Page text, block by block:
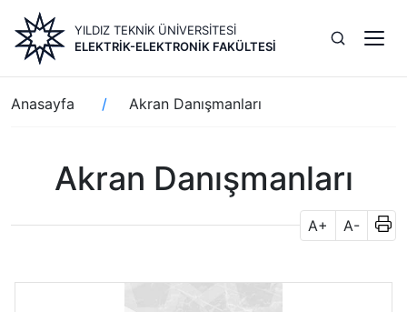
içeriğe
atla
YILDIZ TEKNİK ÜNİVERSİTESİ
ELEKTRİK-ELEKTRONİK FAKÜLTESİ
Sayfa
yolu
Anasayfa Akran Danışmanları
Akran Danışmanları
A+ A-